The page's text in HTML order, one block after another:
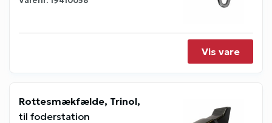
Vis vare
Rottesmækfælde, Trinol,
til foderstation